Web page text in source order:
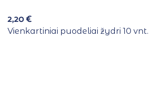
2,20€
Vienkartiniai puodeliai žydri 10 vnt.